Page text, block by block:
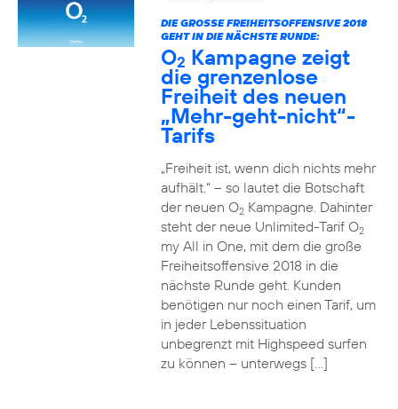
DIE GROSSE FREIHEITSOFFENSIVE 2018 G
EHT IN DIE NÄCHSTE RUNDE:
O2 Kampagne zeigt
die grenzenlose
Freiheit des neuen
„Mehr-geht-nicht“-
Tarifs
„Freiheit ist, wenn dich nichts mehr
aufhält.“ – so lautet die Botschaft
der neuen O2Kampagne. Dahinter
steht der neue Unlimited-Tarif O2
my All in One, mit dem die große
Freiheitsoffensive 2018 in die
nächste Runde geht. Kunden
benötigen nur noch einen Tarif, um
in jeder Lebenssituation
unbegrenzt mit Highspeed surfen
zu können – unterwegs […]